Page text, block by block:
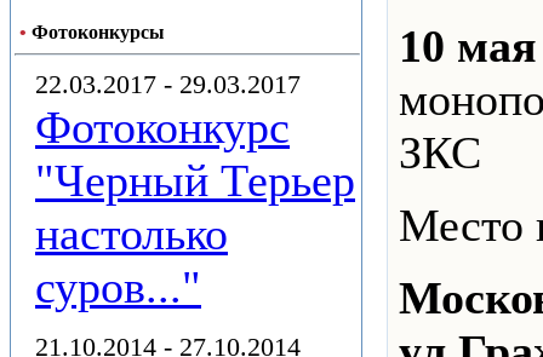
• Фотоконкурсы
22.03.2017 - 29.03.2017
Фотоконкурс
"Черный Терьер
настолько
суров..."
21.10.2014 - 27.10.2014
10
ЗКС
Место